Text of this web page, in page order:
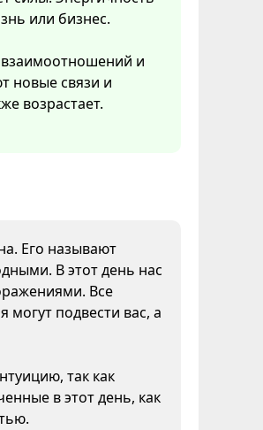
или бизнес.
и
новые связи и
возрастает.
Его называют
В этот день нас
Все
подвести вас, а
так как
в этот день, как